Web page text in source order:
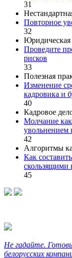
31
Повторное
32
Юридическая
Проведите
рисков
33
Полезная
Изменение
кадровика и
40
Кадровое
Молчание как
42
Алгоритмы
Как
45
Не гадайте.
белорусских